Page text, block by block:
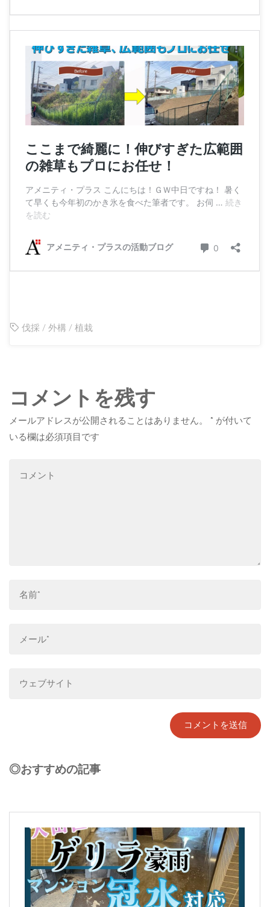
伐採 / 外構/ 植栽
コメントを残す
メールアドレスが公開されることはありません。 * が付いて
いる欄は必須項目です
◎おすすめの記事